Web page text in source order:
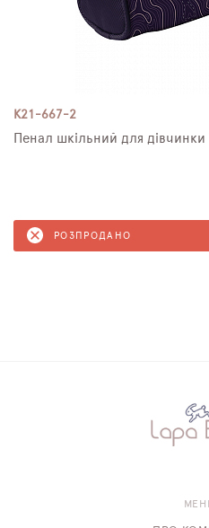
K21-667-2
Пенал шкільний для
РОЗПРОДАНО